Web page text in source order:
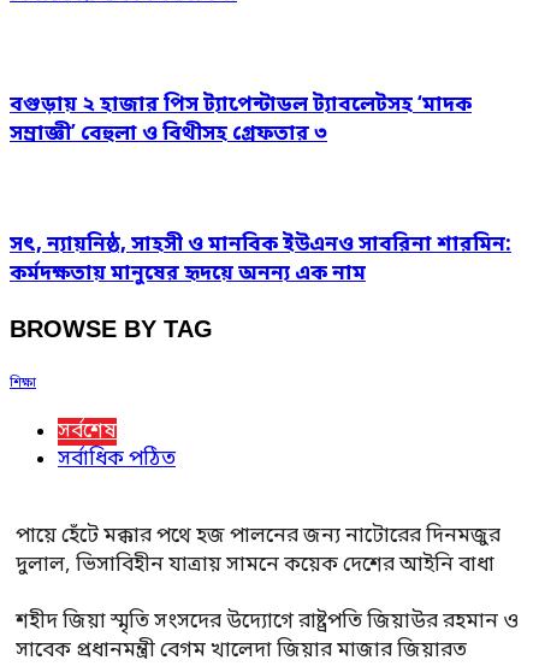
বগুড়ায় ২ হাজার পিস ট্যাপেন্টাডল ট্যাবলেটসহ ‘মাদক
সম্রাজ্ঞী’ বেহুলা ও বিথীসহ গ্রেফতার ৩
সৎ, ন্যায়নিষ্ঠ, সাহসী ও মানবিক ইউএনও সাবরিনা শারমিন:
কর্মদক্ষতায় মানুষের হৃদয়ে অনন্য এক নাম
BROWSE BY TAG
শিক্ষা
সর্বশেষ
সর্বাধিক পঠিত
পায়ে হেঁটে মক্কার পথে হজ পালনের জন্য নাটোরের দিনমজুর
দুলাল, ভিসাবিহীন যাত্রায় সামনে কয়েক দেশের আইনি বাধা
শহীদ জিয়া স্মৃতি সংসদের উদ্যোগে রাষ্ট্রপতি জিয়াউর রহমান ও
সাবেক প্রধানমন্ত্রী বেগম খালেদা জিয়ার মাজার জিয়ারত